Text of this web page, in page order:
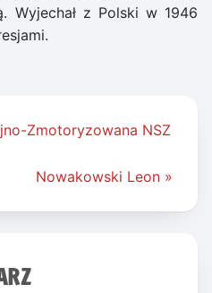
Wyjechał z Polski w 1946
Zmotoryzowana NSZ
Nowakowski Leon »